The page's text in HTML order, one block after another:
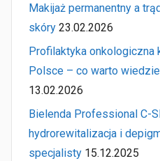
Makijaż permanentny a
skóry 23.02.2026
Profilaktyka onkologiczna
Polsce – co warto
13.02.2026
Bielenda Professional C-
hydrorewitalizacja i
specjalisty 15.12.2025